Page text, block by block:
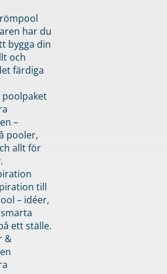
har du
bygga din
och
färdiga
–
pooler,
allt för
till
– idéer,
ett ställe.
&